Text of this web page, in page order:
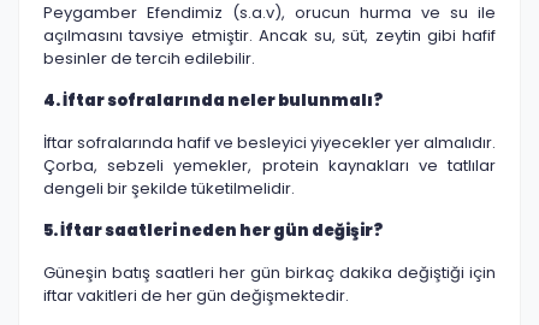
Peygamber Efendimiz (s.a.v), orucun hurma ve su ile
açılmasını tavsiye etmiştir. Ancak su, süt, zeytin gibi hafif
besinler de tercih edilebilir.
4. İftar sofralarında neler bulunmalı?
İftar sofralarında hafif ve besleyici yiyecekler yer almalıdır.
Çorba, sebzeli yemekler, protein kaynakları ve tatlılar
dengeli bir şekilde tüketilmelidir.
5. İftar saatleri neden her gün değişir?
Güneşin batış saatleri her gün birkaç dakika değiştiği için
iftar vakitleri de her gün değişmektedir.